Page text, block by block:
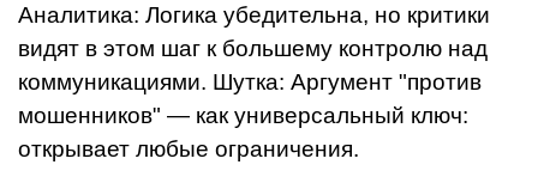
Аналитика: Логика убедительна, но критики
видят в этом шаг к большему контролю над
коммуникациями. Шутка: Аргумент "против
мошенников" — как универсальный ключ:
открывает любые ограничения.